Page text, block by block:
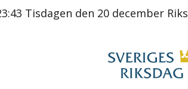
Tisdagen den 20 december